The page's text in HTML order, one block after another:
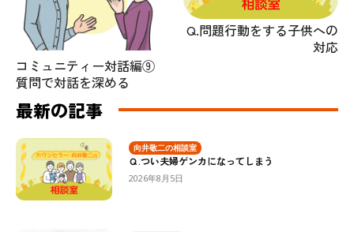
コミュニティー対話編⑨
質問で対話を深める
Q.問題行動をする子供への
対応
最新の記事
向井敬二の相談室
Ｑ.つい夫婦ゲンカになってしまう
2026年8月5日